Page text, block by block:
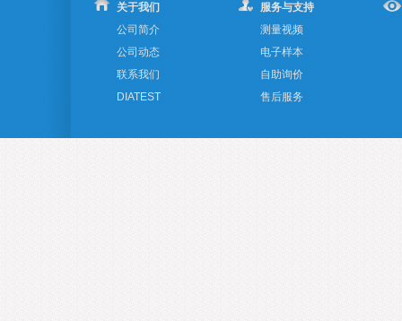
关于我们
公司简介
公司动态
联系我们
DIATEST
服务与支持
测量视频
电子样本
自助询价
售后服务